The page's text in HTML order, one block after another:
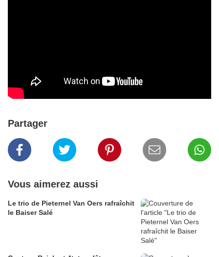
Partager
Vous aimerez aussi
Le trio de Pieternel Van Oers rafraîchit
le Baiser Salé